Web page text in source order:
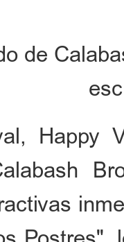
de
Happy